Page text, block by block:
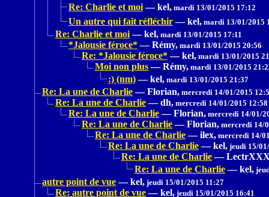
Re: Charlie et moi — kel, mardi 13/01/2015 17:12
Un autre qui fait réfléchir — kel, mardi 13/01/2015
Re: Charlie et moi — kel, mardi 13/01/2015 17:11
*Jalousie féroce* — Rémy, mardi 13/01/2015 20:56
Re: *Jalousie féroce* — kel, mardi 13/01/2015
Moi non plus — Rémy, mardi 13/01/2015
:) (nm) — kel, mardi 13/01/2015 21:37
Re: La une de Charlie — Florian, mercredi 14/01/2015
Re: La une de Charlie — dh, mercredi 14/01/2015 12:58
Re: La une de Charlie — Florian, mercredi 14/01/
Re: La une de Charlie — Florian, mercredi 14/
Re: La une de Charlie — ilex, mercredi 14/
Re: La une de Charlie — kel, jeudi 15/
Re: La une de Charlie —
Re: La une de Charlie — kel,
autre point de vue — kel, jeudi 15/01/2015 11:27
Re: autre point de vue — kel, jeudi 15/01/2015 16:41